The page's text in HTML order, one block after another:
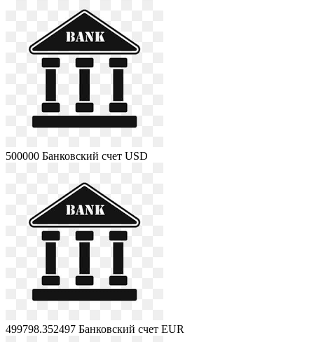
500000 Банковский счет USD
499798.352497 Банковский счет EUR